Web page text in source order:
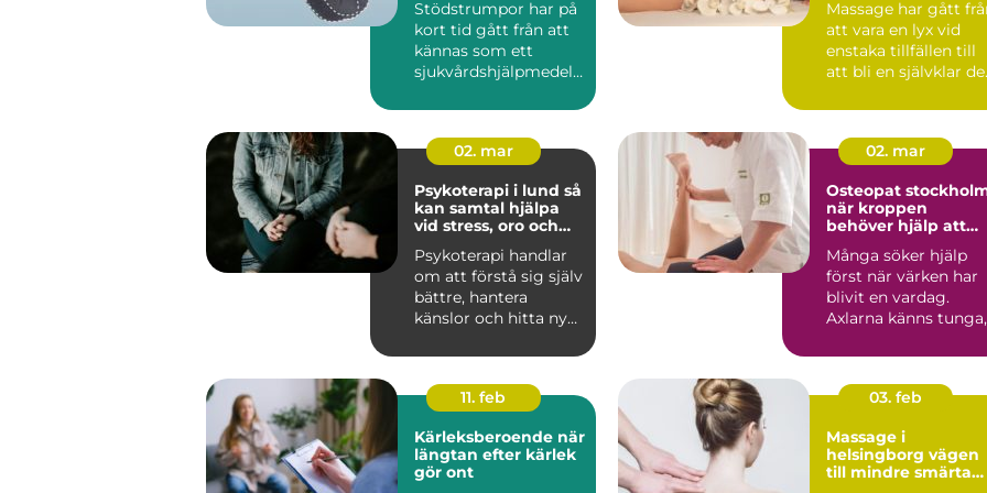
Stödstrumpor har på
kort tid gått från att
kännas som ett
sjukvårdshjälpmedel
Massage har gått
att vara en lyx vid
enstaka tillfällen till
att bli en självklar
02. mar
Psykoterapi i lund så
kan samtal hjälpa
vid stress, oro och
Psykoterapi handlar
om att förstå sig själv
bättre, hantera
känslor och hitta nya
02. mar
Osteopat
när kroppen
behöver hjälp att
Många söker hjälp
först när värken har
blivit en vardag.
Axlarna känns tunga,
protesterar...
11. feb
Kärleksberoende när
längtan efter kärlek
gör ont
03. feb
Massage i
helsingborg vägen
till mindre smärta